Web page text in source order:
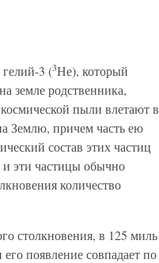
3 (3Не), который
земле родственника,
пыли влетают в
Землю, причем часть ею
состав этих частиц
и эти частицы обычно
количество
столкновения, в 125 миль
появление совпадает по